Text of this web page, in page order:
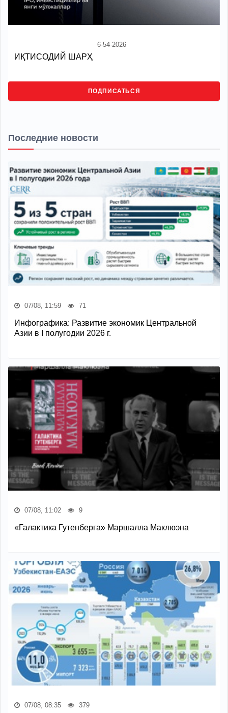
6-54-2026
ИҚТИСОДИЙ ШАРҲ
ПОДПИСАТЬСЯ
Последние новости
07/08, 11:59 71
Инфографика: Развитие экономик Центральной
Азии в I полугодии 2026 г.
07/08, 11:02 9
«Галактика Гутенберга» Маршалла Маклюэна
07/08, 08:35 379